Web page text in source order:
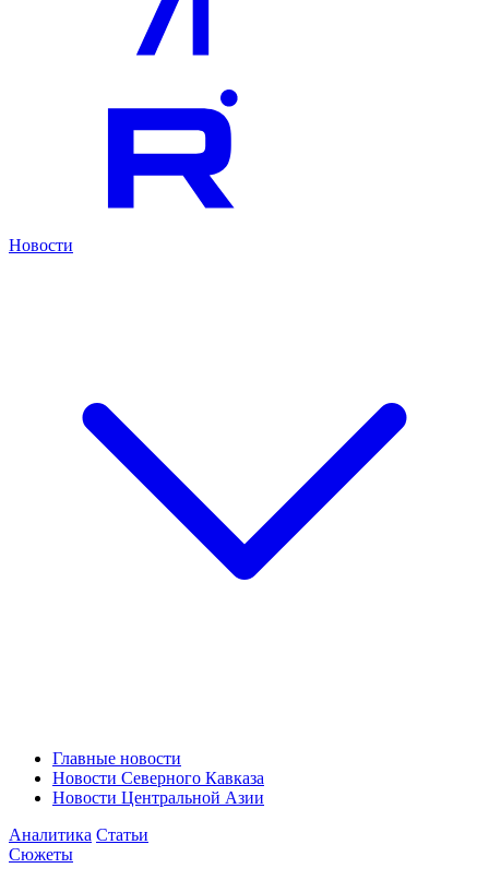
Новости
Главные новости
Новости Северного Кавказа
Новости Центральной Азии
Аналитика Статьи
Сюжеты